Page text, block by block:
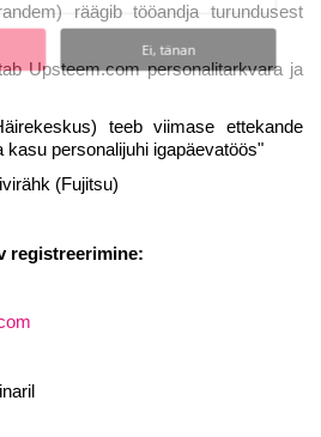
räägib tööandja turundusest
Upsteem.com personalitarkvara ja
teeb viimase ettekande
personalijuhi igapäevatöös"
(Fujitsu)
registreerimine:
Ei, tänan